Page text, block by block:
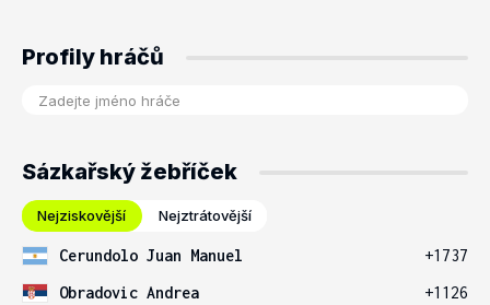
Profily hráčů
Sázkařský žebříček
Nejziskovější Nejztrátovější
Cerundolo Juan Manuel
+1737
Obradovic Andrea
+1126